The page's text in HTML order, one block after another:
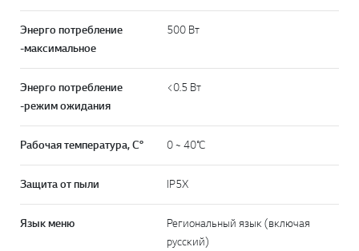
Энерго потребление
-максимальное
500 Вт
Энерго потребление
-режим ожидания
<0.5 Вт
Рабочая температура, C° 0 ~ 40℃
Защита от пыли IP5X
Язык меню
Региональный язык (включая
русский)